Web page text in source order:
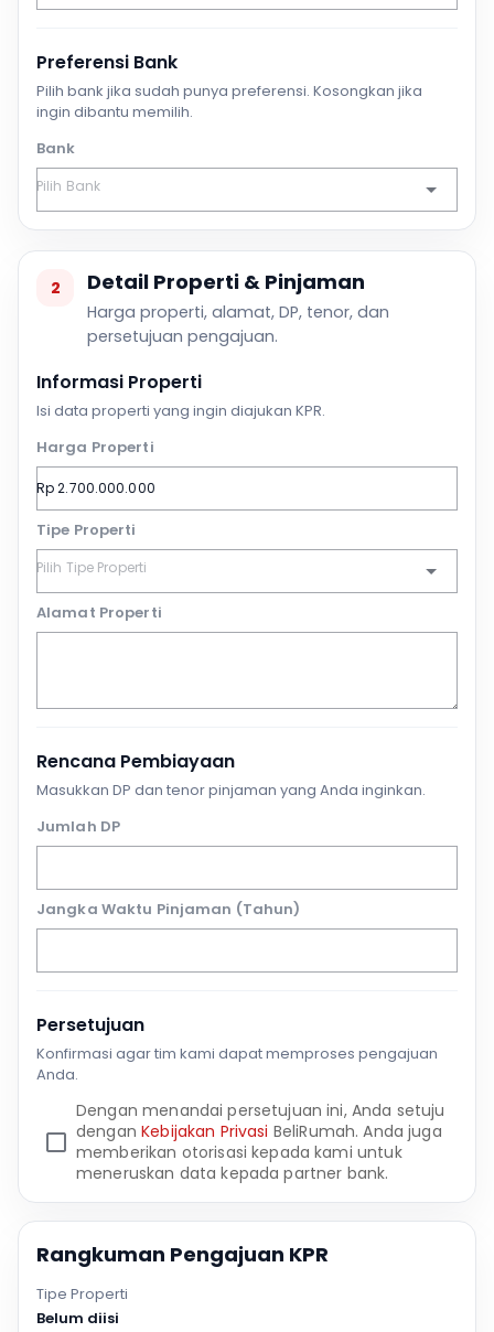
Preferensi Bank
Pilih bank jika sudah punya preferensi. Kosongkan jika
ingin dibantu memilih.
Bank
2 Detail Properti & Pinjaman
Harga properti, alamat, DP, tenor, dan
persetujuan pengajuan.
Informasi Properti
Isi data properti yang ingin diajukan KPR.
Harga Properti
Tipe Properti
Alamat Properti
Rencana Pembiayaan
Masukkan DP dan tenor pinjaman yang Anda inginkan.
Jumlah DP
Jangka Waktu Pinjaman (Tahun)
Persetujuan
Konfirmasi agar tim kami dapat memproses pengajuan
Anda.
Dengan menandai persetujuan ini, Anda setuju
denganKebijakan Privasi BeliRumah. Anda juga
memberikan otorisasi kepada kami untuk
meneruskan data kepada partner bank.
Rangkuman Pengajuan KPR
Tipe Properti
Belum diisi